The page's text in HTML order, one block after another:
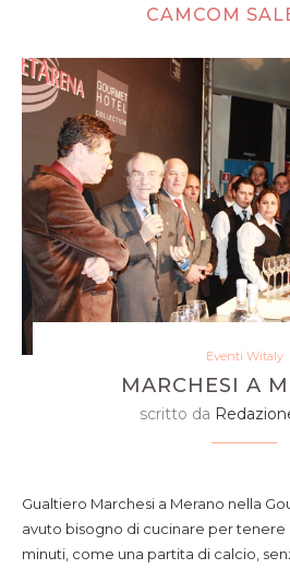
CAMCOM
Eventi Witaly
MARCHESI A
scritto da
quale palcoscenico migliore
come questa!)
Gualtiero Marchesi a Merano nella
avuto bisogno di cucinare per tenere
minuti, come una partita di calcio,